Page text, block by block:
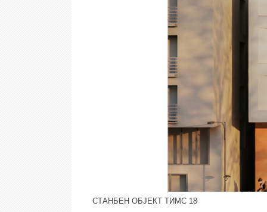
СТАНБЕН ОБЈЕКТ ТИМС 18